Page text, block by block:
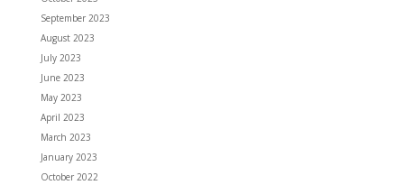
September 2023
August 2023
July 2023
June 2023
May 2023
April 2023
March 2023
January 2023
October 2022